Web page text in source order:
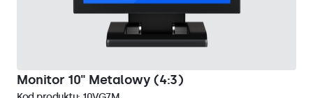
Monitor 10" Metalowy (4:3)